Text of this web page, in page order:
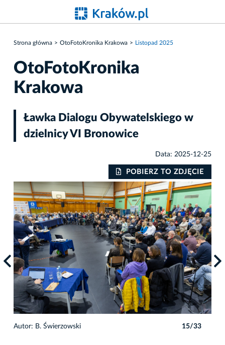
Strona główna OtoFotoKronika Krakowa Listopad 2025
OtoFotoKronika
Krakowa
Ławka Dialogu Obywatelskiego w
dzielnicy VI Bronowice
Data: 2025-12-25
POBIERZ TO ZDJĘCIE
Autor: B. Świerzowski 15/33